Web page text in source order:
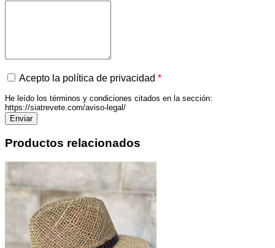
Acepto la política de privacidad *
He leído los términos y condiciones citados en la sección:
https://siatrevete.com/aviso-legal/
Productos relacionados